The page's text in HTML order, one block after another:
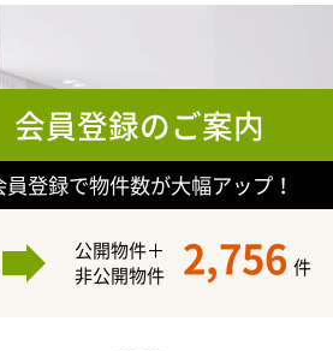
会員登録のご案内
員登録で物件数が大幅アップ！
公開物件＋
非公開物件
2,756 件